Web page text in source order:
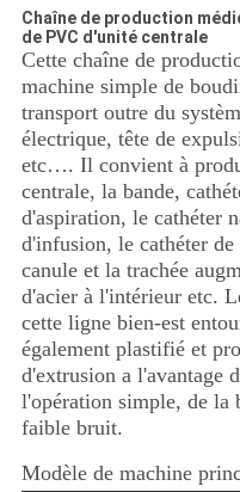
Chaîne de production
de PVC d'unité centrale
Cette chaîne de
machine simple de
transport outre du
électrique, tête de
etc…. Il convient à
centrale, la bande,
d'aspiration, le cathéter
d'infusion, le cathéter
canule et la trachée
d'acier à l'intérieur etc.
cette ligne bien-est
également plastifié et
d'extrusion a l'avantage
l'opération simple, de la
faible bruit.
Modèle de machine